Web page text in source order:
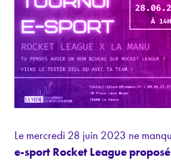
Le mercredi 28 juin 2023 ne
e-sport Rocket League